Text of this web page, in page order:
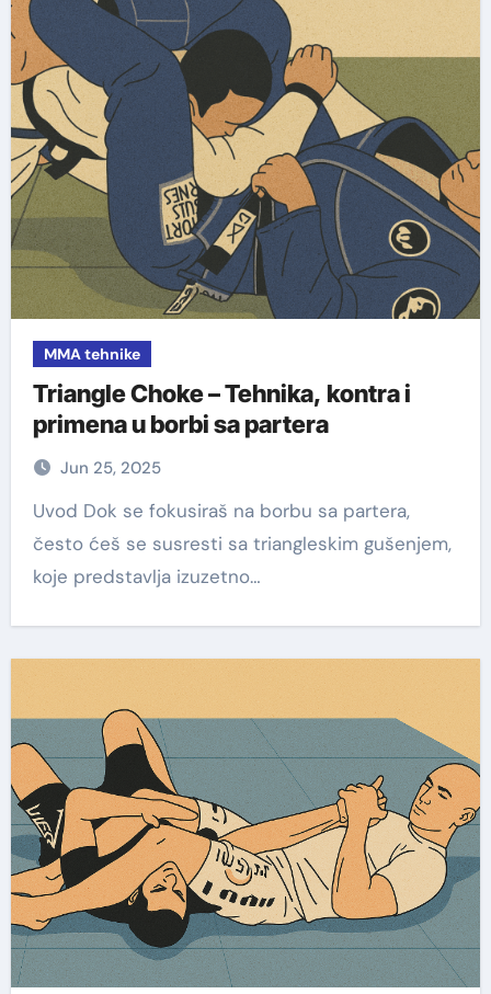
MMA tehnike
Triangle Choke – Tehnika, kontra i
primena u borbi sa partera
Jun 25, 2025
Uvod Dok se fokusiraš na borbu sa partera,
često ćeš se susresti sa triangleskim gušenjem,
koje predstavlja izuzetno…